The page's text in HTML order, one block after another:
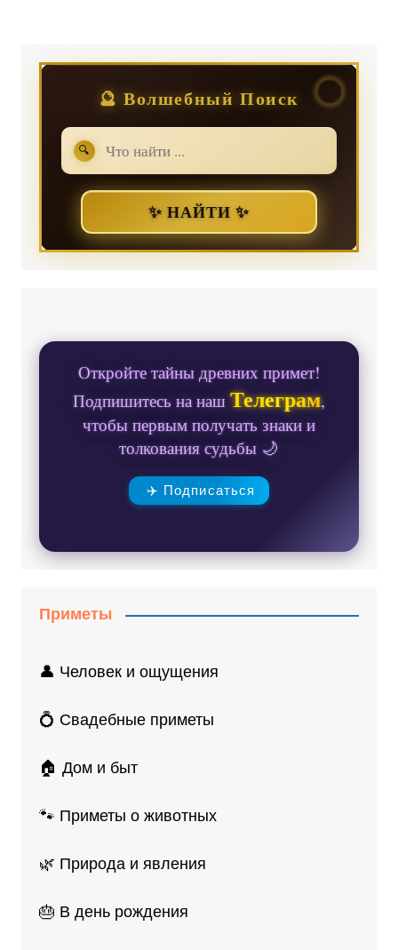
🔮 Волшебный Поиск
🔍
✨ НАЙТИ ✨
Откройте тайны древних примет!
Подпишитесь на нашТелеграм,
чтобы первым получать знаки и
толкования судьбы 🌙
✈️ Подписаться
Приметы
👤 Человек и ощущения
💍 Свадебные приметы
🏠 Дом и быт
🐾 Приметы о животных
🌿 Природа и явления
🎂 В день рождения